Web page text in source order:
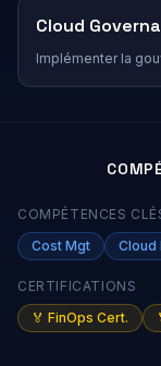
Cloud
Implémenter la
COMPÉTENCES
Cost Mgt
Cloud
CERTIFICATIONS
🏅 FinOps Cert.